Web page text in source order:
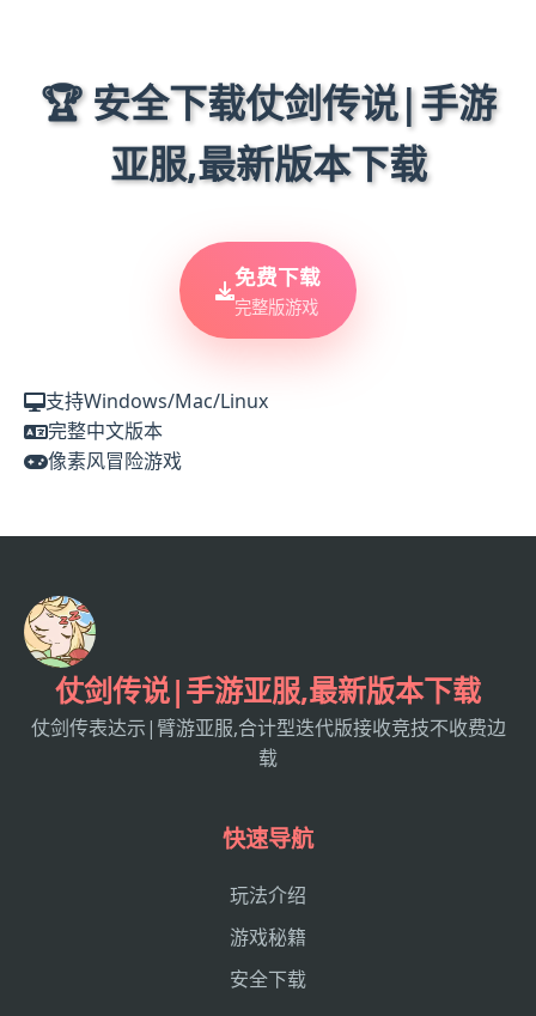
🏆 安全下载仗剑传说|手游
亚服,最新版本下载
免费下载
完整版游戏
支持Windows/Mac/Linux
完整中文版本
像素风冒险游戏
仗剑传说|手游亚服,最新版本下载
仗剑传表达示|臂游亚服,合计型迭代版接收竞技不收费边
载
快速导航
玩法介绍
游戏秘籍
安全下载